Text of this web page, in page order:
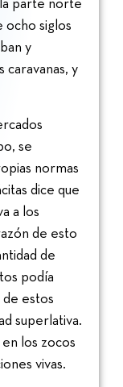
ocho siglos
y
caravanas, y
se
normas
dice que
a los
de esto
de
podía
estos
superlativa.
los zocos
vivas.